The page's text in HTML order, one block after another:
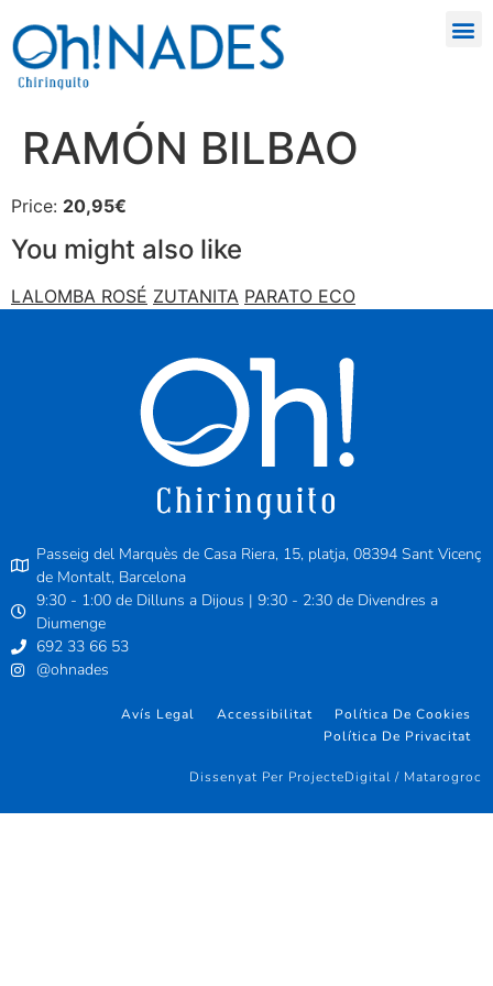
RAMÓN BILBAO
Price: 20,95€
You might also like
LALOMBA ROSÉ ZUTANITA PARATO ECO
Passeig del Marquès de Casa Riera, 15, platja, 08394 Sant Vicenç
de Montalt, Barcelona
9:30 - 1:00 de Dilluns a Dijous | 9:30 - 2:30 de Divendres a
Diumenge
692 33 66 53
@ohnades
Avís Legal Accessibilitat
Política De Cookies
Política De Privacitat
Dissenyat Per ProjecteDigital / Matarogroc